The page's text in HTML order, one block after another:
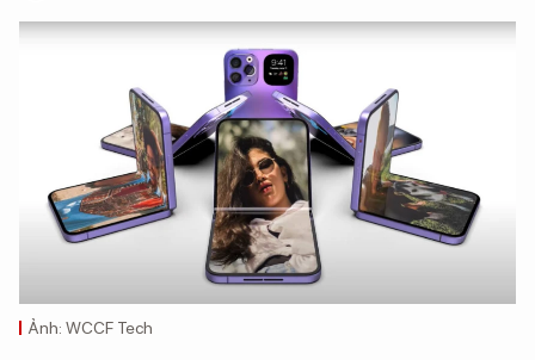
Ảnh: WCCF Tech